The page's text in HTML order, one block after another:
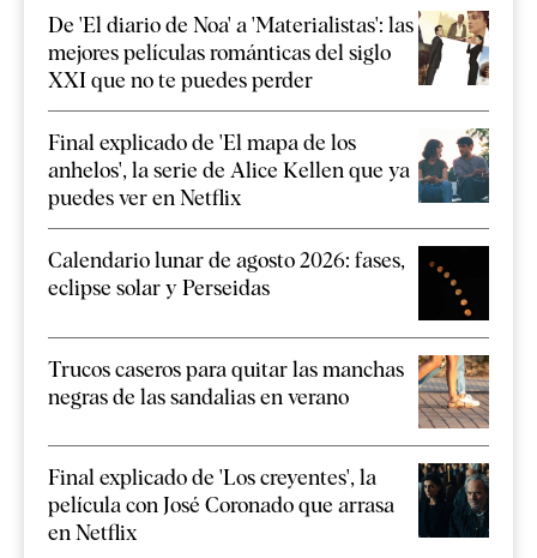
De 'El diario de Noa' a 'Materialistas': las
mejores películas románticas del siglo
XXI que no te puedes perder
Final explicado de 'El mapa de los
anhelos', la serie de Alice Kellen que ya
puedes ver en Netflix
Calendario lunar de agosto 2026: fases,
eclipse solar y Perseidas
Trucos caseros para quitar las manchas
negras de las sandalias en verano
Final explicado de 'Los creyentes', la
película con José Coronado que arrasa
en Netflix